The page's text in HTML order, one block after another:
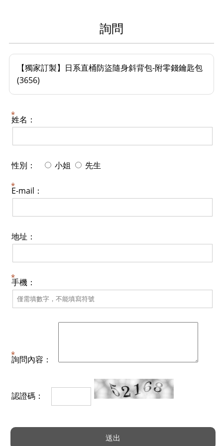
詢問
【獨家訂製】日系直桶防盜隨身斜背包-附零錢鑰匙包
(3656)
姓名：
性別： 小姐 先生
E-mail：
地址：
手機：
詢問內容：
認證碼：